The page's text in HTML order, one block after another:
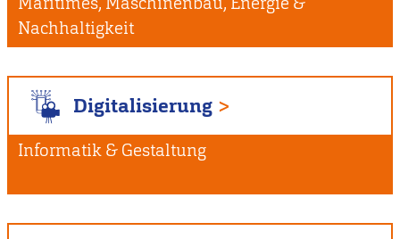
Nachhaltigkeit
Digitalisierung
Informatik & Gestaltung